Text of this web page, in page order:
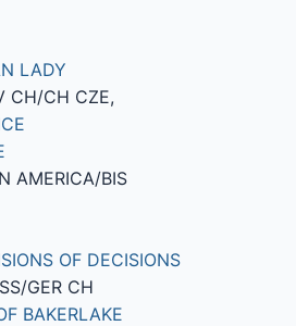
LADY
CH/CH CZE,
AMERICA/BIS
OF DECISIONS
GER CH
BAKERLAKE